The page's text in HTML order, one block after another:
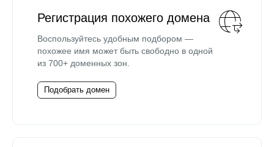
Регистрация похожего домена
Воспользуйтесь удобным подбором —
похожее имя может быть свободно в одной
из 700+ доменных зон.
Подобрать домен